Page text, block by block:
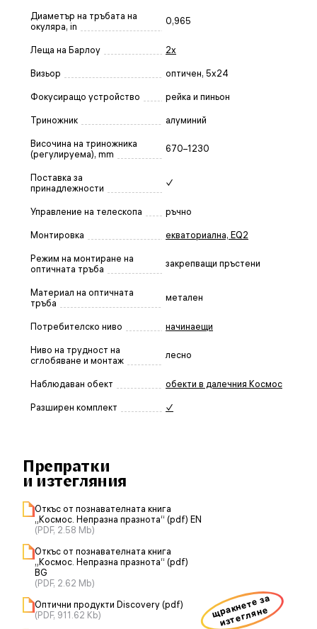
Диаметър на тръбата на
окуляра, in
0,965
Леща на Барлоу 2x
Визьор оптичен, 5x24
Фокусиращо устройство рейка и пиньон
Триножник алуминий
Височина на триножника
(регулируема), mm
670–1230
Поставка за
принадлежности
✓
Управление на телескопа ръчно
Монтировка екваториална, EQ2
Режим на монтиране на
оптичната тръба
закрепващи пръстени
Материал на оптичната
тръба
метален
Потребителско ниво начинаещи
Ниво на трудност на
сглобяване и монтаж
лесно
Наблюдаван обект обекти в далечния Космос
Разширен комплект ✓
Препратки
и изтегляния
Откъс от познавателната книга
„Космос. Непразна празнота“ (pdf) EN
(PDF, 2.58 Mb)
Откъс от познавателната книга
„Космос. Непразна празнота“ (pdf)
BG
(PDF, 2.62 Mb)
Оптични продукти Discovery (pdf)
(PDF, 911.62 Kb)
щракнете за
изтегляне